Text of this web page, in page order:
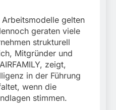
in Aubing
ermittelt
gefährlichen
in den
gelten
geraten viele
strukturell
Mitgründer und
zeigt,
in der Führung
wenn die
stimmen.